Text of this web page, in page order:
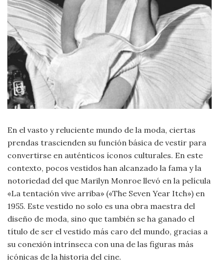
Criminología
Deporte
Economía
Gastronomía
Lenguaje
Leyes
Literatura
Moda
y
Tendencias
En el vasto y reluciente mundo de la moda, ciertas
prendas trascienden su función básica de vestir para
convertirse en auténticos íconos culturales. En este
contexto, pocos vestidos han alcanzado la fama y la
notoriedad del que Marilyn Monroe llevó en la película
«La tentación vive arriba» («The Seven Year Itch») en
1955. Este vestido no solo es una obra maestra del
diseño de moda, sino que también se ha ganado el
título de ser el vestido más caro del mundo, gracias a
su conexión intrínseca con una de las figuras más
icónicas de la historia del cine.